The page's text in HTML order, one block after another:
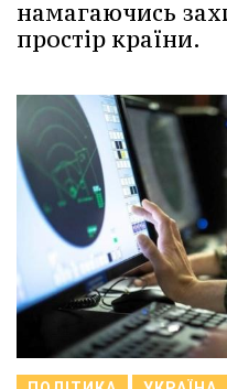
намагаючись
простір країни.